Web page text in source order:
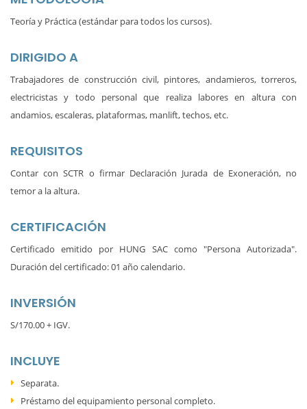
Teoría y Práctica (estándar para todos los cursos).
DIRIGIDO A
Trabajadores de construcción civil, pintores, andamieros, torreros,
electricistas y todo personal que realiza labores en altura con
andamios, escaleras, plataformas, manlift, techos, etc.
REQUISITOS
Contar con SCTR o firmar Declaración Jurada de Exoneración, no
temor a la altura.
CERTIFICACIÓN
Certificado emitido por HUNG SAC como "Persona Autorizada".
Duración del certificado: 01 año calendario.
INVERSIÓN
S/170.00 + IGV.
INCLUYE
Separata.
Préstamo del equipamiento personal completo.